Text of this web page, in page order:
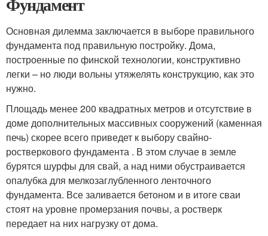
Основная дилемма заключается в выборе правильного
фундамента под правильную постройку. Дома,
построенные по финской технологии, конструктивно
легки – но люди вольны утяжелять конструкцию, как это
нужно.
Площадь менее 200 квадратных метров и отсутствие в
доме дополнительных массивных сооружений (каменная
печь) скорее всего приведет к выбору свайно-
ростверкового фундамента . В этом случае в земле
бурятся шурфы для свай, а над ними обустраивается
опалубка для мелкозаглубленного ленточного
фундамента. Все заливается бетоном и в итоге сваи
стоят на уровне промерзания почвы, а ростверк
передает на них нагрузку от дома.